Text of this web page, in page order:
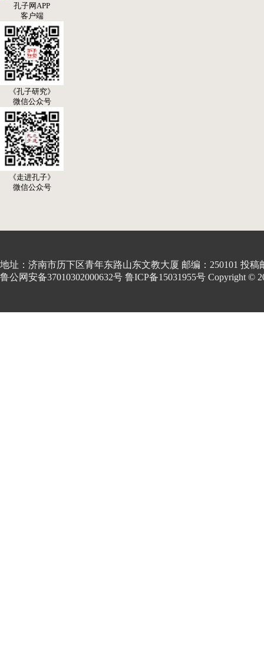
孔子网APP
客户端
《孔子研究》
微信公众号
《走进孔子》
微信公众号
地址：济南市历下区青年东路山东文教大厦 邮编：250101 投稿
鲁公网安备37010302000632号 鲁ICP备15031955号 Copyright ©